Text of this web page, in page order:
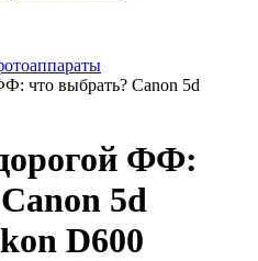
что выбрать? Canon 5d
ФФ:
5d
D600